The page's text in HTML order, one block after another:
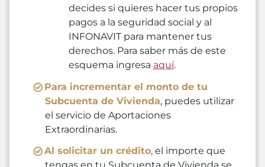
decides si quieres hacer tus propios
pagos a la seguridad social y al
INFONAVIT para mantener tus
derechos. Para saber más de este
esquema ingresa aquí.
Para incrementar el monto de tu
Subcuenta de Vivienda, puedes utilizar
el servicio de Aportaciones
Extraordinarias.
Al solicitar un crédito, el importe que